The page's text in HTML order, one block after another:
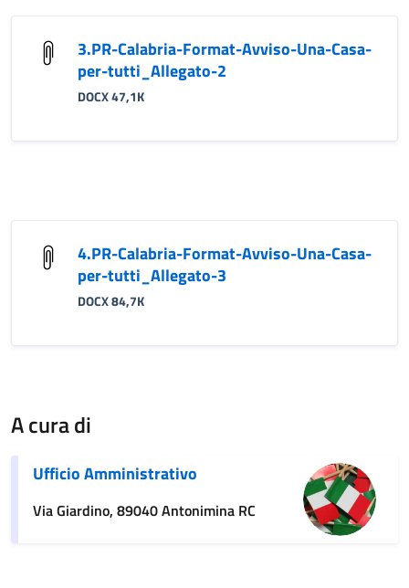
3.PR-Calabria-Format-Avviso-Una-Casa-
per-tutti_Allegato-2
DOCX 47,1K
4.PR-Calabria-Format-Avviso-Una-Casa-
per-tutti_Allegato-3
DOCX 84,7K
A cura di
Ufficio Amministrativo
Via Giardino, 89040 Antonimina RC